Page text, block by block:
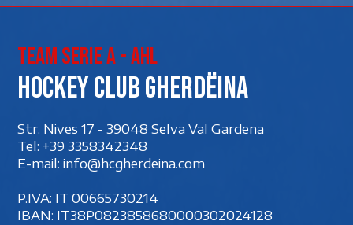
Team Serie A - AHL
Hockey club Gherdëina
Str. Nives 17 - 39048 Selva Val Gardena
Tel: +39 3358342348
E-mail: info@hcgherdeina.com
P.IVA: IT 00‍665730214
IBAN: IT38P0823858680000302024128